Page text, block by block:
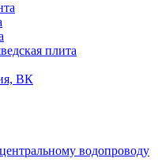
плита
ВК
водопроводу